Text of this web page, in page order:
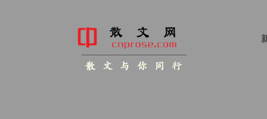
散 文 与 你 同 行